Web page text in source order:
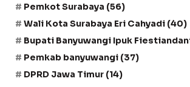
Pemkot Surabaya (56)
Wali Kota Surabaya Eri Cahyadi (40)
Bupati Banyuwangi Ipuk
Pemkab banyuwangi (37)
DPRD Jawa Timur (14)